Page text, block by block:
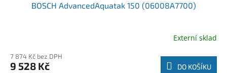
BOSCH AdvancedAquatak 150 (06008A7700)
Externí sklad
7 874 Kč bez DPH
9 528 Kč DO KOŠÍKU